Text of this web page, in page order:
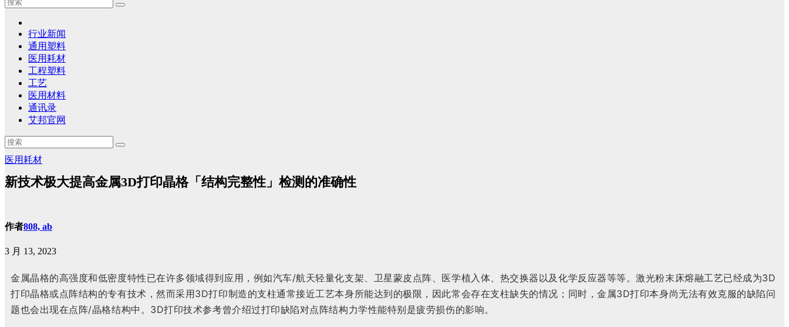
行业新闻
通用塑料
医用耗材
工程塑料
工艺
医用材料
通讯录
艾邦官网
医用耗材
新技术极大提高金属3D打印晶格「结构完整性」检测的准确性
作者808, ab
3 月 13, 2023
金属晶格的高强度和低密度特性已在许多领域得到应用，例如汽车/航天轻量化支架、卫星蒙皮点阵、医学植入体、热交换器以及化学反应器等等。激光粉末床熔融工艺已经成为3D
打印晶格或点阵结构的专有技术，然而采用3D打印制造的支柱通常接近工艺本身所能达到的极限，因此常会存在支柱缺失的情况；同时，金属3D打印本身尚无法有效克服的缺陷问
题也会出现在点阵/晶格结构中。3D打印技术参考曾介绍过打印缺陷对点阵结构力学性能特别是疲劳损伤的影响。